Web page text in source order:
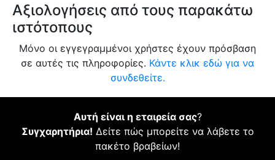
Αξιολογήσεις από τους παρακάτω
ιστότοπους
Μόνο οι εγγεγραμμένοι χρήστες έχουν πρόσβαση
σε αυτές τις πληροφορίες. Κάντε κλικ εδώ για να
συνδεθείτε.
Αυτή είναι η εταιρεία σας?
Συγχαρητήρια! Δείτε πώς μπορείτε να λάβετε το
πακέτο βραβείων!